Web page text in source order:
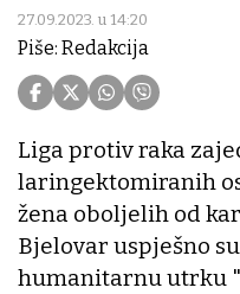
27.09.2023. u 14:20
Piše: Redakcija
Liga protiv raka
laringektomiranih
žena oboljelih od
Bjelovar uspješno
humanitarnu utrku